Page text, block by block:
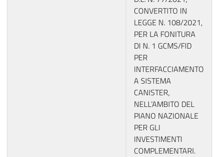
CONVERTITO IN
LEGGE N. 108/2021,
PER LA FONITURA
DI N. 1 GCMS/FID
PER
INTERFACCIAMENTO
A SISTEMA
CANISTER,
NELL’AMBITO DEL
PIANO NAZIONALE
PER GLI
INVESTIMENTI
COMPLEMENTARI.